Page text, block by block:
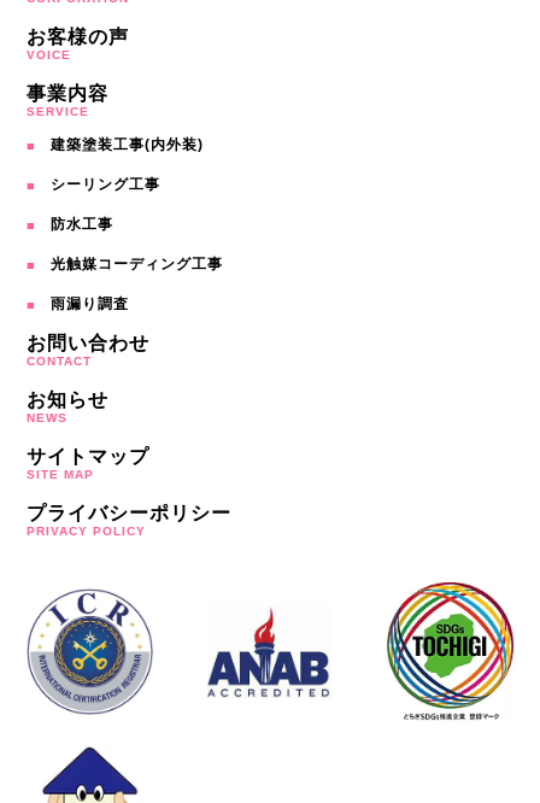
お客様の声
VOICE
事業内容
SERVICE
建築塗装工事(内外装)
シーリング工事
防水工事
光触媒コーディング工事
雨漏り調査
お問い合わせ
CONTACT
お知らせ
NEWS
サイトマップ
SITE MAP
プライバシーポリシー
PRIVACY POLICY